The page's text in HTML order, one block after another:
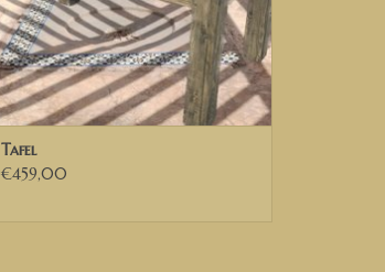
Bol-Modell
Dann kontaktieren Sie
Tafel
€459,00